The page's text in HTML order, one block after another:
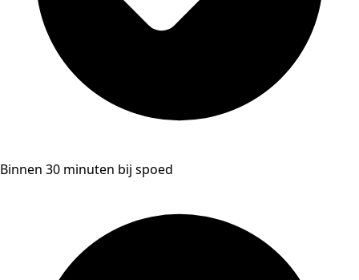
Binnen 30 minuten bij spoed